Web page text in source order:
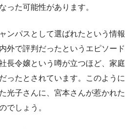
った可能性があります。
ンパスとして選ばれたという情報
外で評判だったというエピソード
長令嬢という噂が立つほど、家庭
ったとされています。このように
光子さんに、宮本さんが惹かれた
でしょう。